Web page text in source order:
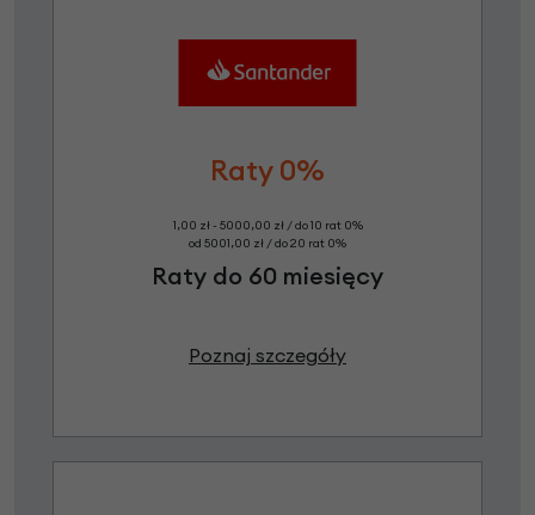
Raty 0%
1,00 zł - 5000,00 zł / do 10 rat 0%
od 5001,00 zł / do 20 rat 0%
Raty do 60 miesięcy
Poznaj szczegóły